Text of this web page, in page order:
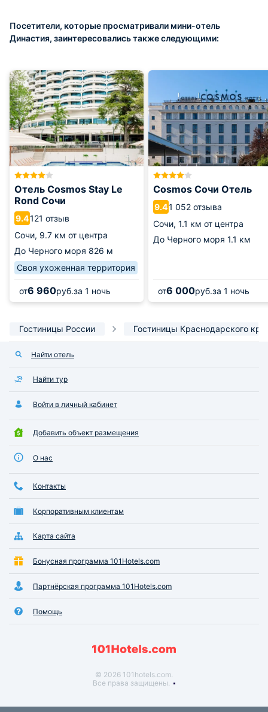
Посетители, которые просматривали мини-отель
Династия, заинтересовались также следующими:
Отель Cosmos Stay Le
Rond Сочи
9.4121 отзыв
Сочи, 9.7 км от центра
До Черного моря 826 м
Своя ухоженная территория
от6 960руб.за 1 ночь
Cosmos Сочи Отель
9.41 052 отзыва
Сочи, 1.1 км от центра
До Черного моря 1.1 км
от6 000руб.за 1 ночь
Гостиницы России Гостиницы Краснодарского
Найти отель
Найти тур
Войти в личный кабинет
Добавить объект размещения
О нас
Контакты
Корпоративным клиентам
Карта сайта
Бонусная программа 101Hotels.com
Партнёрская программа 101Hotels.com
Помощь
© 2026 101hotels.com.
Все права защищены.